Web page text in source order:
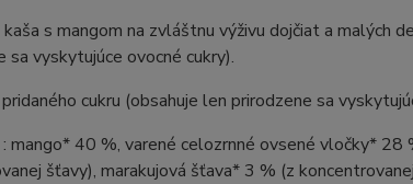
kaša s mangom na zvláštnu výživu dojčiat a malých
sa vyskytujúce ovocné cukry).
cukru (obsahuje len prirodzene sa
: mango* 40 %, varené celozrnné ovsené vločky* 28
šťavy), marakujová šťava* 3 % (z